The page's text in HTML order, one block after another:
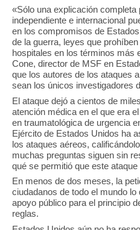
«Sólo una explicación
independiente e internacional
en los compromisos de
de la guerra, leyes que
hospitales en los términos más
Cone, director de MSF en
que los autores de los ataques
sean los únicos investigadores
El ataque dejó a cientos de
atención médica en el que era
en traumatológica de urgencia
Ejército de Estados Unidos ha
los ataques aéreos,
muchas preguntas siguen sin
qué se permitió que este ataque
En menos de dos meses, la
ciudadanos de todo el mundo
apoyo público para el principio
reglas.